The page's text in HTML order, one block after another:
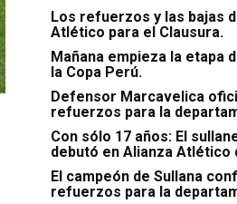
Los refuerzos y las bajas
Atlético para el Clausura.
Mañana empieza la etapa
la Copa Perú.
Defensor Marcavelica
refuerzos para la
Con sólo 17 años: El
debutó en Alianza Atlético
El campeón de Sullana
refuerzos para la